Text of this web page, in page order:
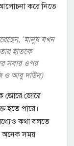
করে নিতে
‘মানুষ যখন
হাতকে
সবার ওপর
ও আবু দাউদ)
জোরে জোরে
হতে পারে।
কথা বলতে
অনেক সময়